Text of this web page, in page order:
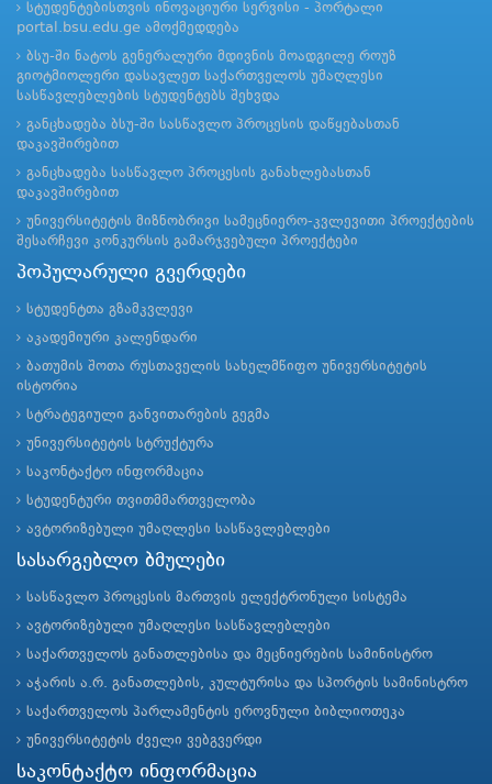
სტუდენტებისთვის ინოვაციური სერვისი - პორტალი
portal.bsu.edu.ge ამოქმედდება
ბსუ-ში ნატოს გენერალური მდივნის მოადგილე როუზ
გიოტმიოლერი დასავლეთ საქართველოს უმაღლესი
სასწავლებლების სტუდენტებს შეხვდა
განცხადება ბსუ-ში სასწავლო პროცესის დაწყებასთან
დაკავშირებით
განცხადება სასწავლო პროცესის განახლებასთან
დაკავშირებით
უნივერსიტეტის მიზნობრივი სამეცნიერო-კვლევითი პროექტების
შესარჩევი კონკურსის გამარჯვებული პროექტები
პოპულარული გვერდები
სტუდენტთა გზამკვლევი
აკადემიური კალენდარი
ბათუმის შოთა რუსთაველის სახელმწიფო უნივერსიტეტის
ისტორია
სტრატეგიული განვითარების გეგმა
უნივერსიტეტის სტრუქტურა
საკონტაქტო ინფორმაცია
სტუდენტური თვითმმართველობა
ავტორიზებული უმაღლესი სასწავლებლები
სასარგებლო ბმულები
სასწავლო პროცესის მართვის ელექტრონული სისტემა
ავტორიზებული უმაღლესი სასწავლებლები
საქართველოს განათლებისა და მეცნიერების სამინისტრო
აჭარის ა.რ. განათლების, კულტურისა და სპორტის სამინისტრო
საქართველოს პარლამენტის ეროვნული ბიბლიოთეკა
უნივერსიტეტის ძველი ვებგვერდი
საკონტაქტო ინფორმაცია